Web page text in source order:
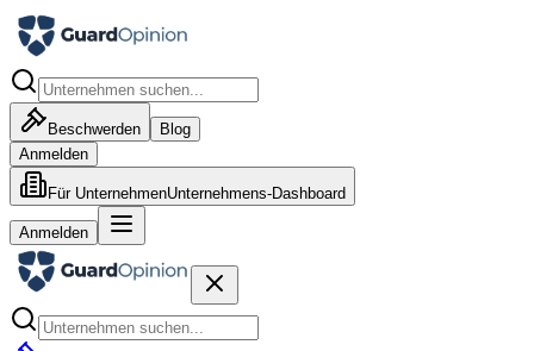
Beschwerden
Blog
Anmelden
Für UnternehmenUnternehmens-Dashboard
Anmelden